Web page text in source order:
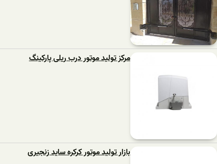
مرکز تولید موتور درب ریلی پارکینگ
بازار تولید موتور کرکره ساید زنجیری